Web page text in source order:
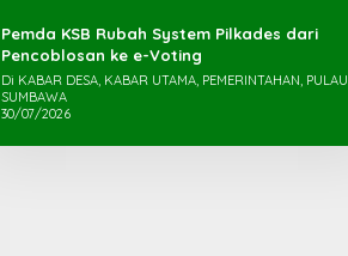
Pemda KSB Rubah System Pilkades dari
Pencoblosan ke e-Voting
Di KABAR DESA, KABAR UTAMA, PEMERINTAHAN, PULAU
SUMBAWA
30/07/2026